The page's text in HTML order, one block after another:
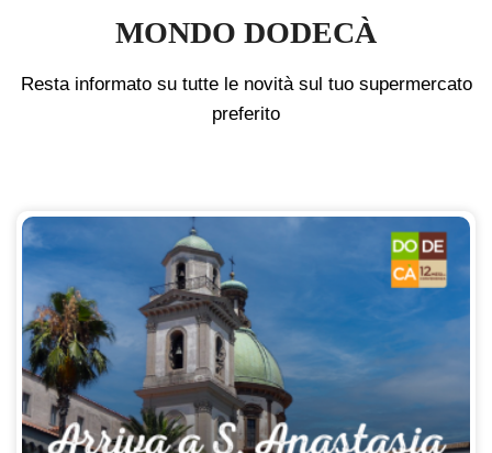
MONDO DODECÀ
Resta informato su tutte le novità sul tuo supermercato
preferito